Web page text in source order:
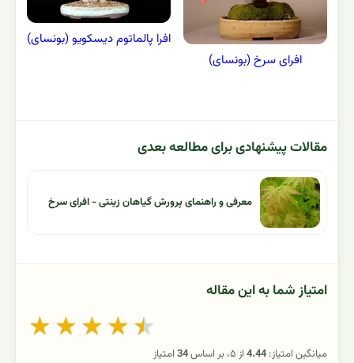
افرای سرخ (بونسای)
افرا پالماتوم دیسکویو (بونسای)
مقالات پیشنهادی برای مطالعه بعدی
معرفی و راهنمای پرورش گیاهان زینتی - افرای سرخ
امتیاز شما به این مقاله
★ ★ ★ ★ ★
میانگین امتیاز: 4.44از ۵، بر اساس 34امتیاز